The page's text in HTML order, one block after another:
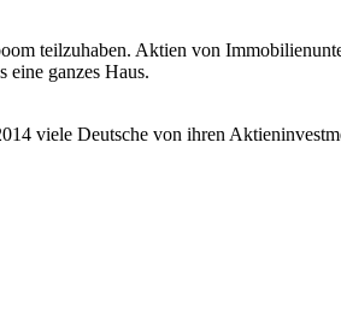
teilzuhaben. Aktien von
ganzes Haus.
viele Deutsche von ihren